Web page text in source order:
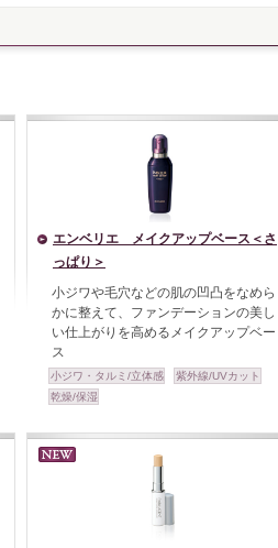
エンベリエ メイクアップベース＜さ
っぱり＞
小ジワや毛穴などの肌の凹凸をなめら
かに整えて、ファンデーションの美し
い仕上がりを高めるメイクアップベー
ス
小ジワ・タルミ/立体感
紫外線/UVカット
乾燥/保湿